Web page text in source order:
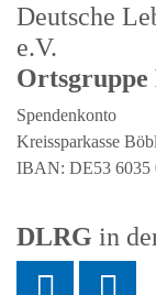
Deutsche
e.V.
Spendenkonto
Kreissparkasse
IBAN: DE53 6035
DLRG in